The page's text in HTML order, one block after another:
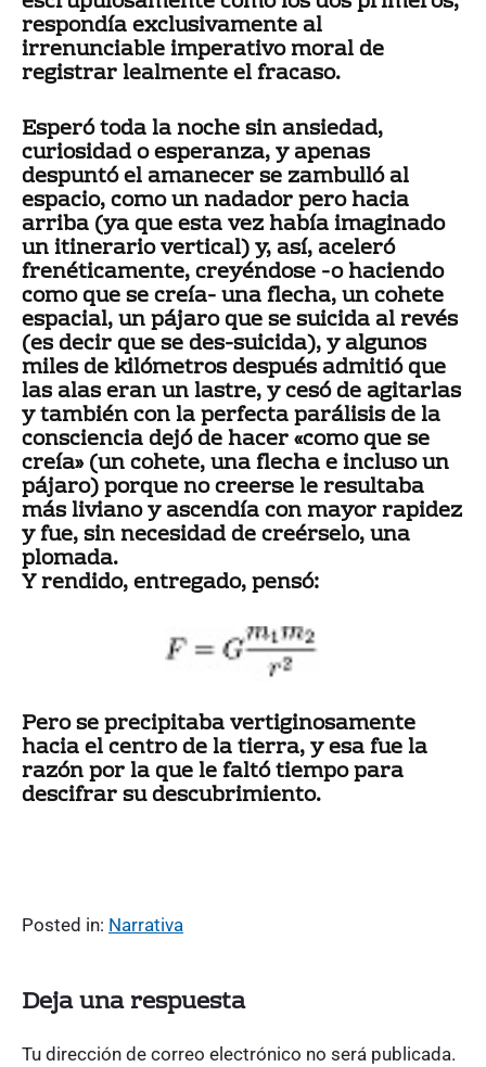
respondía exclusivamente al
irrenunciable imperativo moral de
registrar lealmente el fracaso.
Esperó toda la noche sin ansiedad,
curiosidad o esperanza, y apenas
despuntó el amanecer se zambulló al
espacio, como un nadador pero hacia
arriba (ya que esta vez había imaginado
un itinerario vertical) y, así, aceleró
frenéticamente, creyéndose -o haciendo
como que se creía- una flecha, un cohete
espacial, un pájaro que se suicida al revés
(es decir que se des-suicida), y algunos
miles de kilómetros después admitió que
las alas eran un lastre, y cesó de agitarlas
y también con la perfecta parálisis de la
consciencia dejó de hacer «como que se
creía» (un cohete, una flecha e incluso un
pájaro) porque no creerse le resultaba
más liviano y ascendía con mayor rapidez
y fue, sin necesidad de creérselo, una
plomada.
Y rendido, entregado, pensó:
Pero se precipitaba vertiginosamente
hacia el centro de la tierra, y esa fue la
razón por la que le faltó tiempo para
descifrar su descubrimiento.
Posted in: Narrativa
Deja una respuesta
Tu dirección de correo electrónico no será publicada.